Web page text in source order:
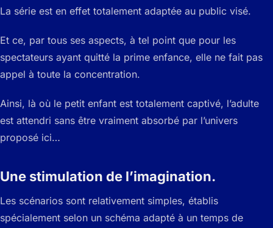
La série est en effet totalement adaptée au public visé.
Et ce, par tous ses aspects, à tel point que pour les
spectateurs ayant quitté la prime enfance, elle ne fait pas
appel à toute la concentration.
Ainsi, là où le petit enfant est totalement captivé, l’adulte
est attendri sans être vraiment absorbé par l’univers
proposé ici…
Une stimulation de l’imagination.
Les scénarios sont relativement simples, établis
spécialement selon un schéma adapté à un temps de